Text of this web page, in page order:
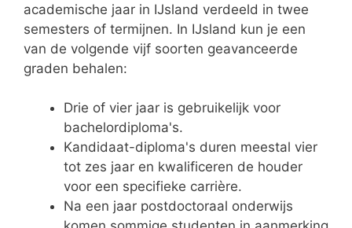
academische jaar in IJsland verdeeld in twee
semesters of termijnen. In IJsland kun je een
van de volgende vijf soorten geavanceerde
graden behalen:
Drie of vier jaar is gebruikelijk voor
bachelordiploma's.
Kandidaat-diploma's duren meestal vier
tot zes jaar en kwalificeren de houder
voor een specifieke carrière.
Na een jaar postdoctoraal onderwijs